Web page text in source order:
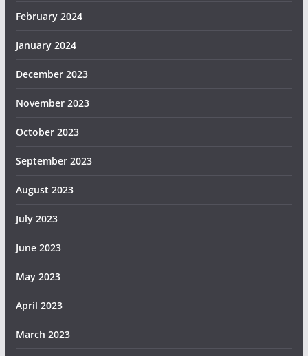
February 2024
January 2024
December 2023
November 2023
October 2023
September 2023
August 2023
July 2023
June 2023
May 2023
April 2023
March 2023